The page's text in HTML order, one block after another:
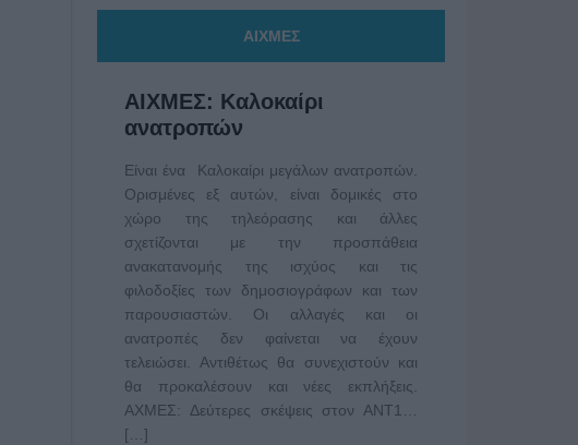
ΑΙΧΜΕΣ
ΑΙΧΜΕΣ: Καλοκαίρι
ανατροπών
Είναι ένα Καλοκαίρι μεγάλων ανατροπών.
Ορισμένες εξ αυτών, είναι δομικές στο
χώρο της τηλεόρασης και άλλες
σχετίζονται με την προσπάθεια
ανακατανομής της ισχύος και τις
φιλοδοξίες των δημοσιογράφων και των
παρουσιαστών. Οι αλλαγές και οι
ανατροπές δεν φαίνεται να έχουν
τελειώσει. Αντιθέτως θα συνεχιστούν και
θα προκαλέσουν και νέες εκπλήξεις.
ΑΧΜΕΣ: Δεύτερες σκέψεις στον ΑΝΤ1…
[…]